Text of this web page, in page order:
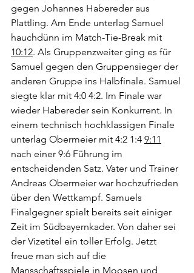
gegen Johannes Habereder aus
Plattling. Am Ende unterlag Samuel
hauchdünn im Match-Tie-Break mit
10:12. Als Gruppenzweiter ging es für
Samuel gegen den Gruppensieger der
anderen Gruppe ins Halbfinale. Samuel
siegte klar mit 4:0 4:2. Im Finale war
wieder Habereder sein Konkurrent. In
einem technisch hochklassigen Finale
unterlag Obermeier mit 4:2 1:4 9:11
nach einer 9:6 Führung im
entscheidenden Satz. Vater und Trainer
Andreas Obermeier war hochzufrieden
über den Wettkampf. Samuels
Finalgegner spielt bereits seit einiger
Zeit im Südbayernkader. Von daher sei
der Vizetitel ein toller Erfolg. Jetzt
freue man sich auf die
Mansschaftsspiele in Moosen und